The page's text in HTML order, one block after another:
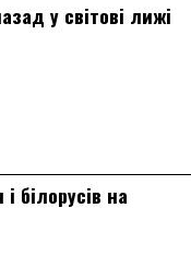
у світові лижі
білорусів на